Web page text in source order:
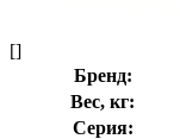
[]
Бренд:
Вес, кг:
Серия: